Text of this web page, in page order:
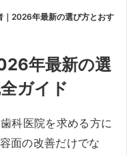
｜2026年最新の選び方とおす
年最新の選
ガイド
科医院を求める方に
面の改善だけでな